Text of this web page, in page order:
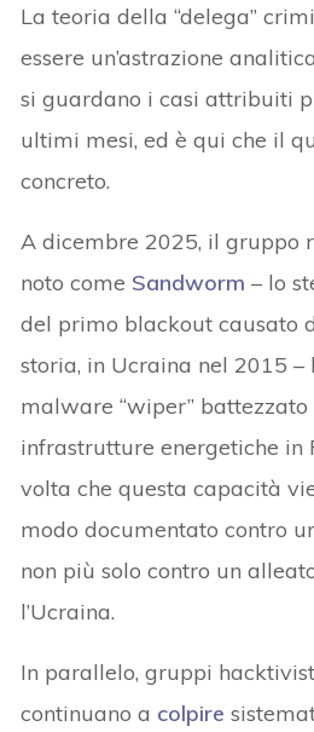
La teoria della “delega”
essere un’astrazione
si guardano i casi attribuiti
ultimi mesi, ed è qui che il
concreto.
A dicembre 2025, il gruppo
noto come Sandworm – lo
del primo blackout causato
storia, in Ucraina nel 2015
malware “wiper” battezzato
infrastrutture energetiche in
volta che questa capacità
modo documentato contro
non più solo contro un
l’Ucraina.
In parallelo, gruppi
continuano a colpire